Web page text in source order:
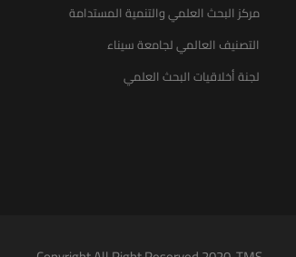
مركز البحث العلمي والتنمية المستدامة
التصنيف العالمي لجامعة سيناء
لجنة أخلاقيات البحث العلمي